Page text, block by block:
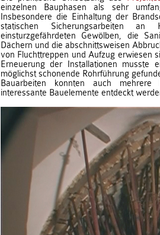
einzelnen Bauphasen als sehr
Insbesondere die Einhaltung der
statischen Sicherungsarbeiten an
einsturzgefährdeten Gewölben, die
Dächern und die abschnittsweisen
von Fluchttreppen und Aufzug erwiesen
Erneuerung der Installationen musste
möglichst schonende Rohrführung
Bauarbeiten konnten auch mehrere
interessante Bauelemente entdeckt